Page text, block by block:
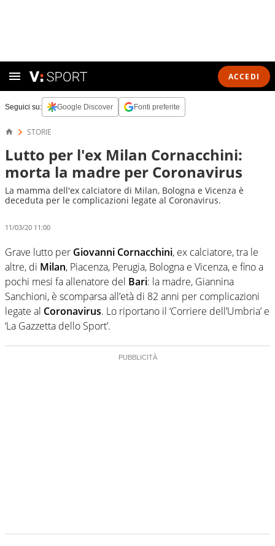
ACCEDI
Seguici su: Google Discover Fonti preferite
STORIE
Lutto per l'ex Milan Cornacchini:
morta la madre per Coronavirus
La mamma dell'ex calciatore di Milan, Bologna e Vicenza è
deceduta per le complicazioni legate al Coronavirus.
11/03/20 11:00
Grave lutto per Giovanni Cornacchini, ex calciatore, tra le
altre, di Milan, Piacenza, Perugia, Bologna e Vicenza, e fino a
pochi mesi fa allenatore del Bari: la madre, Giannina
Sanchioni, è scomparsa all’età di 82 anni per complicazioni
legate al Coronavirus. Lo riportano il ‘Corriere dell’Umbria’ e
‘La Gazzetta dello Sport’.